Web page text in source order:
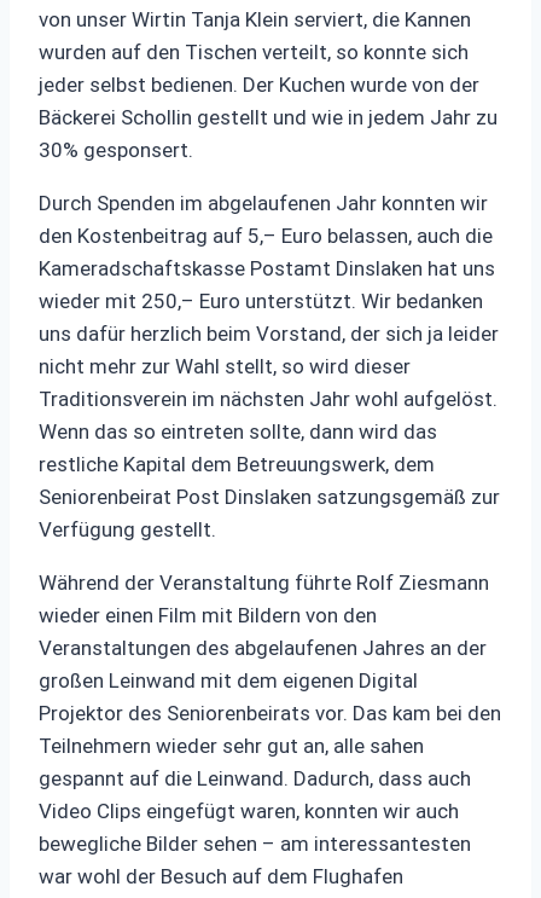
von unser Wirtin Tanja Klein serviert, die Kannen
wurden auf den Tischen verteilt, so konnte sich
jeder selbst bedienen. Der Kuchen wurde von der
Bäckerei Schollin gestellt und wie in jedem Jahr zu
30% gesponsert.
Durch Spenden im abgelaufenen Jahr konnten wir
den Kostenbeitrag auf 5,– Euro belassen, auch die
Kameradschaftskasse Postamt Dinslaken hat uns
wieder mit 250,– Euro unterstützt. Wir bedanken
uns dafür herzlich beim Vorstand, der sich ja leider
nicht mehr zur Wahl stellt, so wird dieser
Traditionsverein im nächsten Jahr wohl aufgelöst.
Wenn das so eintreten sollte, dann wird das
restliche Kapital dem Betreuungswerk, dem
Seniorenbeirat Post Dinslaken satzungsgemäß zur
Verfügung gestellt.
Während der Veranstaltung führte Rolf Ziesmann
wieder einen Film mit Bildern von den
Veranstaltungen des abgelaufenen Jahres an der
großen Leinwand mit dem eigenen Digital
Projektor des Seniorenbeirats vor. Das kam bei den
Teilnehmern wieder sehr gut an, alle sahen
gespannt auf die Leinwand. Dadurch, dass auch
Video Clips eingefügt waren, konnten wir auch
bewegliche Bilder sehen – am interessantesten
war wohl der Besuch auf dem Flughafen